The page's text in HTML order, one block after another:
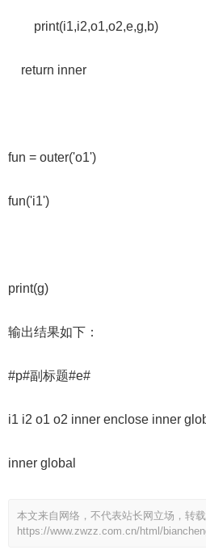
print(i1,i2,o1,o2,e,g,b)
return inner
fun = outer('o1')
fun('i1')
print(g)
输出结果如下：
#p#副标题#e#
i1 i2 o1 o2 inner enclose inner
inner global
本文来自网络，不代表站长网立场，转载
https://www.zwzz.com.cn/html/